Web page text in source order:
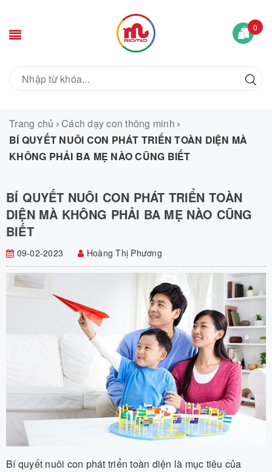
0
Trang chủ
Cách dạy con thông minh
BÍ QUYẾT NUÔI CON PHÁT TRIỂN TOÀN DIỆN MÀ
KHÔNG PHẢI BA MẸ NÀO CŨNG BIẾT
BÍ QUYẾT NUÔI CON PHÁT TRIỂN TOÀN
DIỆN MÀ KHÔNG PHẢI BA MẸ NÀO CŨNG
BIẾT
09-02-2023 Hoàng Thị Phương
Bí quyết nuôi con phát triển toàn diện là mục tiêu của